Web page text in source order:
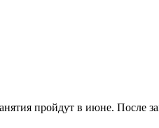
пройдут в июне. После